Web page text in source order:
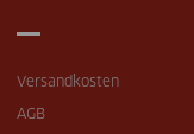
Versandkosten
AGB